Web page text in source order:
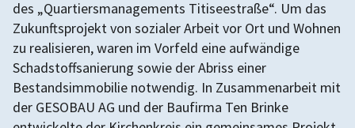
des „Quartiersmanagements Titiseestraße“. Um das
Zukunftsprojekt von sozialer Arbeit vor Ort und Wohnen
zu realisieren, waren im Vorfeld eine aufwändige
Schadstoffsanierung sowie der Abriss einer
Bestandsimmobilie notwendig. In Zusammenarbeit mit
der GESOBAU AG und der Baufirma Ten Brinke